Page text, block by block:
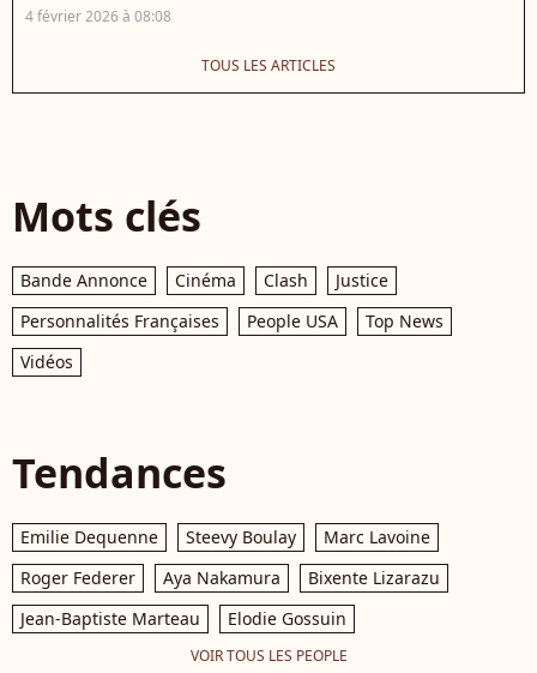
4 février 2026 à 08:08
TOUS LES ARTICLES
Mots clés
Bande Annonce Cinéma Clash
Justice
Personnalités Françaises
People USA
Top News
Vidéos
Tendances
Emilie Dequenne Steevy Boulay
Marc Lavoine
Roger Federer
Aya Nakamura
Bixente Lizarazu
Jean-Baptiste Marteau
Elodie Gossuin
VOIR TOUS LES PEOPLE